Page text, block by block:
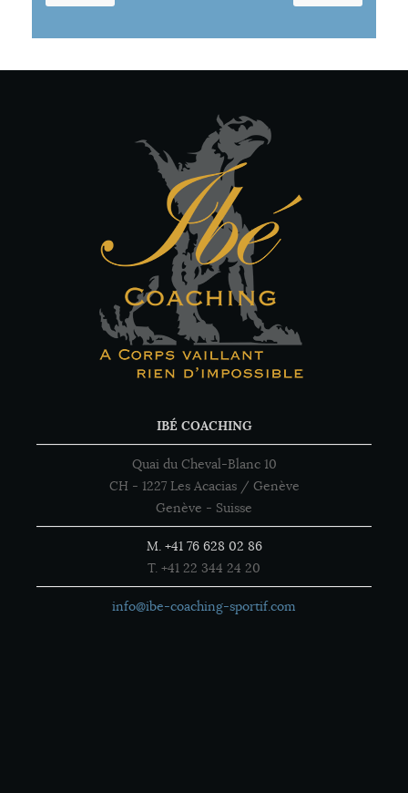
IBÉ COACHING
Quai du Cheval-Blanc 10
CH - 1227 Les Acacias / Genève
Genève - Suisse
M. +41 76 628 02 86
T. +41 22 344 24 20
info@ibe-coaching-sportif.com